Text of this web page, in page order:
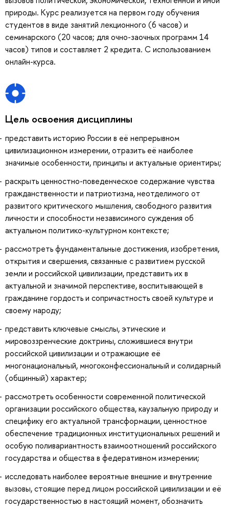
природы. Курс реализуется на первом году обучения
студентов в виде занятий лекционного (6 часов) и
семинарского (20 часов; для очно-заочных программ 14
часов) типов и составляет 2 кредита. С использованием
онлайн-курса.
Цель освоения дисциплины
представить историю России в её непрерывном
цивилизационном измерении, отразить её наиболее
значимые особенности, принципы и актуальные ориентиры;
раскрыть ценностно-поведенческое содержание чувства
гражданственности и патриотизма, неотделимого от
развитого критического мышления, свободного развития
личности и способности независимого суждения об
актуальном политико-культурном контексте;
рассмотреть фундаментальные достижения, изобретения,
открытия и свершения, связанные с развитием русской
земли и российской цивилизации, представить их в
актуальной и значимой перспективе, воспитывающей в
гражданине гордость и сопричастность своей культуре и
своему народу;
представить ключевые смыслы, этические и
мировоззренческие доктрины, сложившиеся внутри
российской цивилизации и отражающие её
многонациональный, многоконфессиональный и солидарный
(общинный) характер;
рассмотреть особенности современной политической
организации российского общества, каузальную природу и
специфику его актуальной трансформации, ценностное
обеспечение традиционных институциональных решений и
особую поливариантность взаимоотношений российского
государства и общества в федеративном измерении;
исследовать наиболее вероятные внешние и внутренние
вызовы, стоящие перед лицом российской цивилизации и её
государственностью в настоящий момент, обозначить